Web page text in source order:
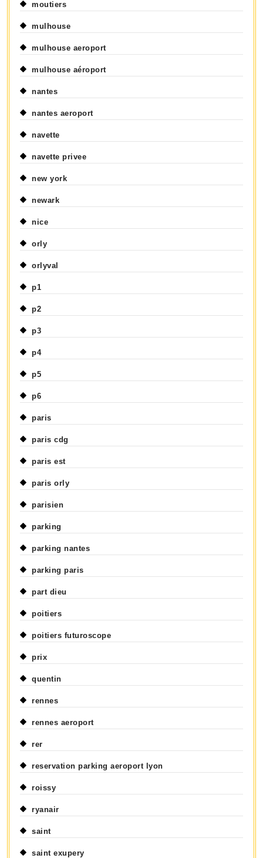
moutiers
mulhouse
mulhouse aeroport
mulhouse aéroport
nantes
nantes aeroport
navette
navette privee
new york
newark
nice
orly
orlyval
p1
p2
p3
p4
p5
p6
paris
paris cdg
paris est
paris orly
parisien
parking
parking nantes
parking paris
part dieu
poitiers
poitiers futuroscope
prix
quentin
rennes
rennes aeroport
rer
reservation parking aeroport lyon
roissy
ryanair
saint
saint exupery